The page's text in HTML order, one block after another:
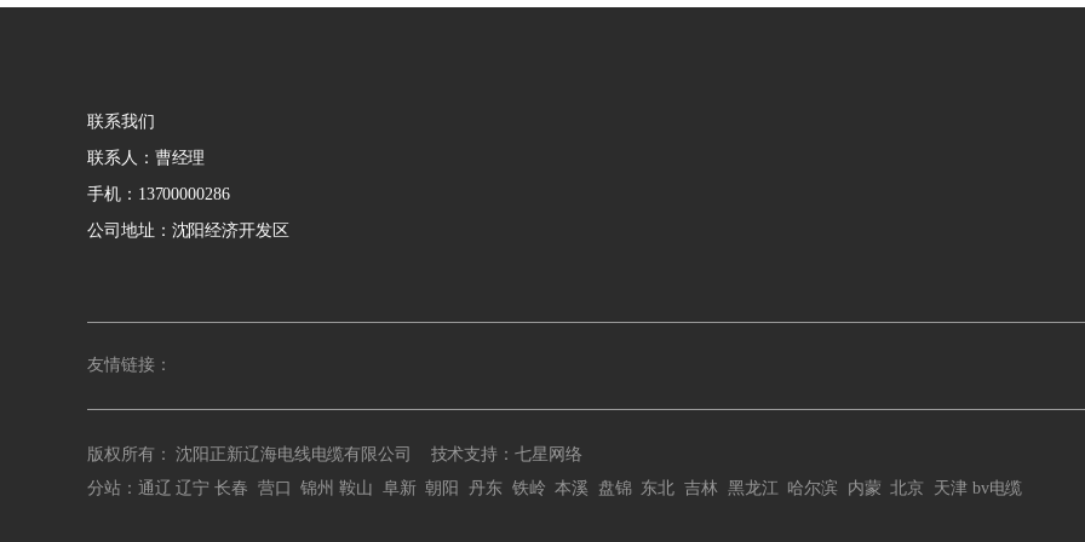
联系我们
联系人：曹经理
手机：13700000286
公司地址：沈阳经济开发区
友情链接：
版权所有： 沈阳正新辽海电线电缆有限公司 技术支持：七星网络
分站： 通辽 辽宁 长春 营口 锦州 鞍山 阜新 朝阳 丹东 铁岭 本溪 盘锦 东北 吉林 黑龙江 哈尔滨 内蒙 北京 天津 bv电缆